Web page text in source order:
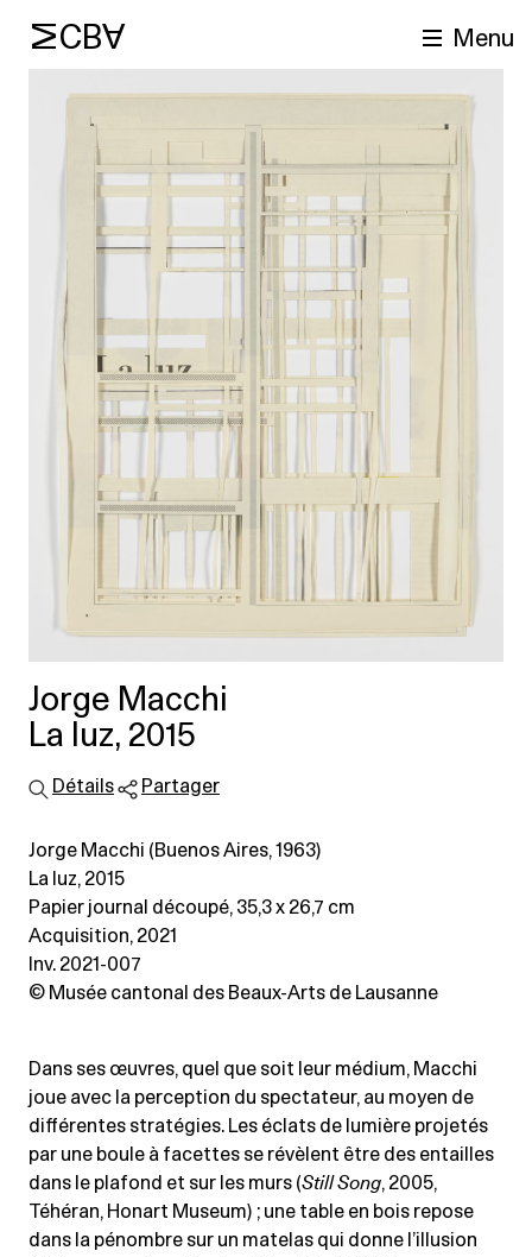
MCBA Menu
Jorge Macchi
La luz, 2015
Détails Partager
Jorge Macchi (Buenos Aires, 1963)
La luz, 2015
Papier journal découpé, 35,3 x 26,7 cm
Acquisition, 2021
Inv. 2021-007
© Musée cantonal des Beaux-Arts de Lausanne
Dans ses œuvres, quel que soit leur médium, Macchi
joue avec la perception du spectateur, au moyen de
différentes stratégies. Les éclats de lumière projetés
par une boule à facettes se révèlent être des entailles
dans le plafond et sur les murs (Still Song, 2005,
Téhéran, Honart Museum) ; une table en bois repose
dans la pénombre sur un matelas qui donne l’illusion